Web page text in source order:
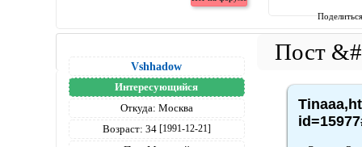
Vshhadow
Интересующийся
Откуда: Москва
Возраст: 34 [1991-12-21]